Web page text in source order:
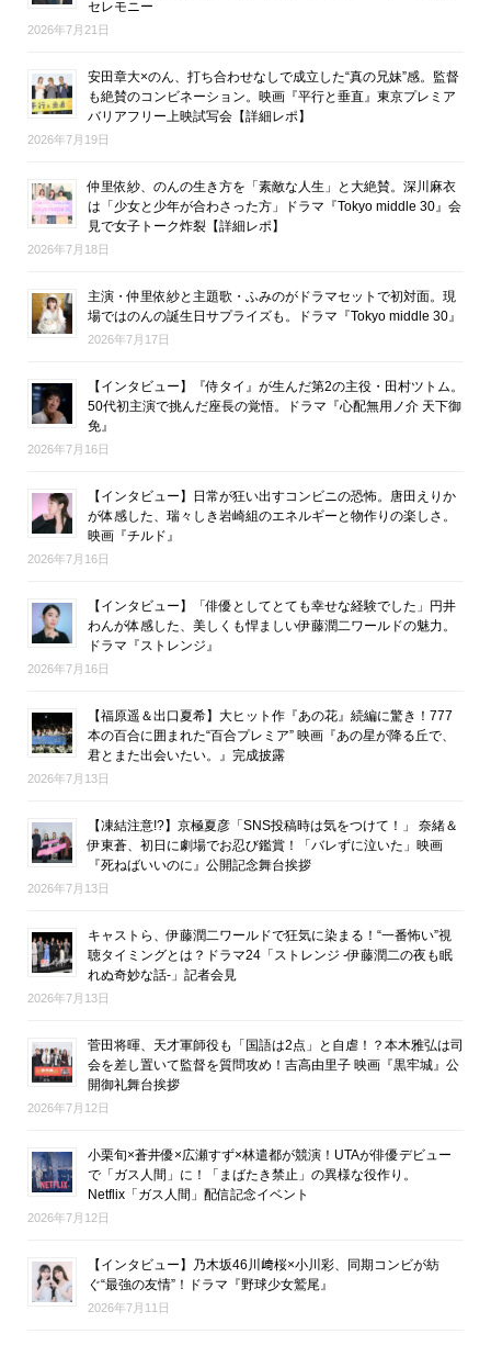
セレモニー
2026年7月21日
安田章大×のん、打ち合わせなしで成立した“真の兄妹”感。監督
も絶賛のコンビネーション。映画『平行と垂直』東京プレミア
バリアフリー上映試写会【詳細レポ】
2026年7月19日
仲里依紗、のんの生き方を「素敵な人生」と大絶賛。深川麻衣
は「少女と少年が合わさった方」ドラマ『Tokyo middle 30』会
見で女子トーク炸裂【詳細レポ】
2026年7月18日
主演・仲里依紗と主題歌・ふみのがドラマセットで初対面。現
場ではのんの誕生日サプライズも。ドラマ『Tokyo middle 30』
2026年7月17日
【インタビュー】『侍タイ』が生んだ第2の主役・田村ツトム。
50代初主演で挑んだ座長の覚悟。ドラマ『心配無用ノ介 天下御
免』
2026年7月16日
【インタビュー】日常が狂い出すコンビニの恐怖。唐田えりか
が体感した、瑞々しき岩崎組のエネルギーと物作りの楽しさ。
映画『チルド』
2026年7月16日
【インタビュー】「俳優としてとても幸せな経験でした」円井
わんが体感した、美しくも悍ましい伊藤潤二ワールドの魅力。
ドラマ『ストレンジ』
2026年7月16日
【福原遥＆出口夏希】大ヒット作『あの花』続編に驚き！777
本の百合に囲まれた“百合プレミア” 映画『あの星が降る丘で、
君とまた出会いたい。』完成披露
2026年7月13日
【凍結注意!?】京極夏彦「SNS投稿時は気をつけて！」 奈緒＆
伊東蒼、初日に劇場でお忍び鑑賞！「バレずに泣いた」映画
『死ねばいいのに』公開記念舞台挨拶
2026年7月13日
キャストら、伊藤潤二ワールドで狂気に染まる！“一番怖い”視
聴タイミングとは？ドラマ24「ストレンジ -伊藤潤二の夜も眠
れぬ奇妙な話-」記者会見
2026年7月13日
菅田将暉、天才軍師役も「国語は2点」と自虐！？本木雅弘は司
会を差し置いて監督を質問攻め！吉高由里子 映画『黒牢城』公
開御礼舞台挨拶
2026年7月12日
小栗旬×蒼井優×広瀬すず×林遣都が競演！UTAが俳優デビュー
で「ガス人間」に！「まばたき禁止」の異様な役作り。
Netflix「ガス人間」配信記念イベント
2026年7月12日
【インタビュー】乃木坂46川﨑桜×小川彩、同期コンビが紡
ぐ“最強の友情”！ドラマ『野球少女鷲尾』
2026年7月11日